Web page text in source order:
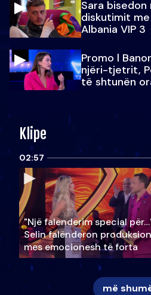
Sara bisedon
diskutimit
Albania VIP 3
Promo l
njëri-tjetrit,
të shtunën
Klipe
02:57
"Një falenderim special
Selin falënderon
mes emocionesh të forta
më